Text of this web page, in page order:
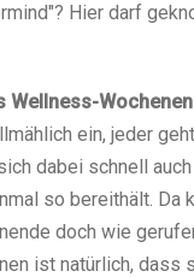
Hier darf
Wellness-
ein, jeder
dabei schnell
so bereithält. Da
doch wie
ist natürlich, dass